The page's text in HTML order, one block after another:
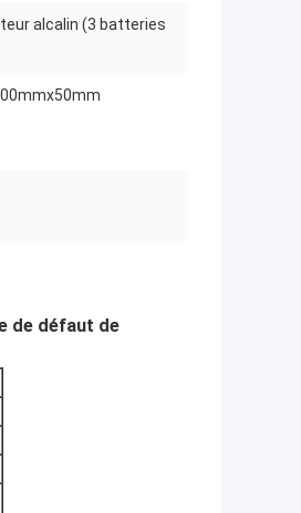
alcalin (3 batteries
de défaut de